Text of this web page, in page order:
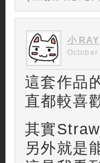
小 RAY
October
這套作品
直都較喜
其實
另外就是